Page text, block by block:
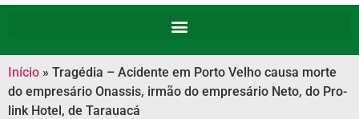
Início » Tragédia – Acidente em Porto Velho causa morte
do empresário Onassis, irmão do empresário Neto, do Pro-
link Hotel, de Tarauacá